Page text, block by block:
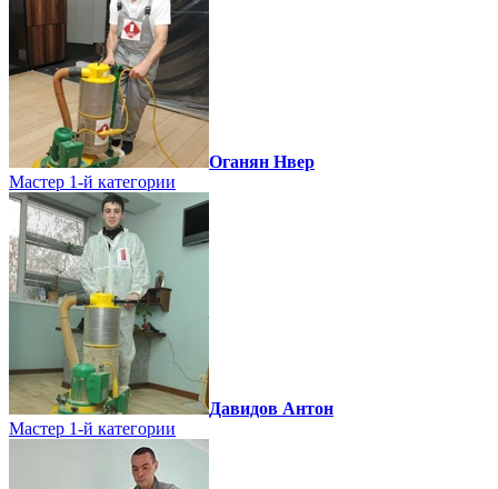
Оганян Нвер
Мастер 1-й категории
Давидов Антон
Мастер 1-й категории